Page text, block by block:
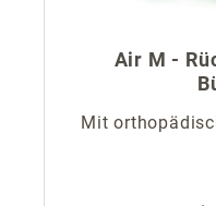
Air M -
Mit